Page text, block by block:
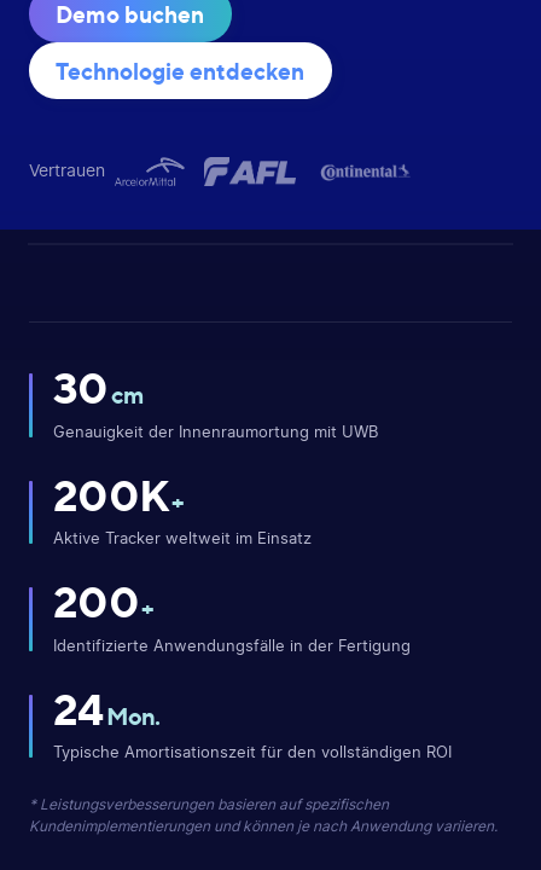
Demo buchen
Technologie entdecken
Vertrauen
30cm
Genauigkeit der Innenraumortung mit UWB
200K+
Aktive Tracker weltweit im Einsatz
200+
Identifizierte Anwendungsfälle in der Fertigung
24Mon.
Typische Amortisationszeit für den vollständigen ROI
* Leistungsverbesserungen basieren auf spezifischen
Kundenimplementierungen und können je nach Anwendung variieren.